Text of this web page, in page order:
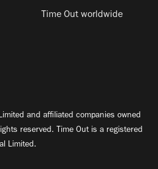
Time Out worldwide
and affiliated companies owned
reserved. Time Out is a registered
Limited.